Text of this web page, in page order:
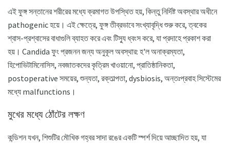
এই ফুঙ্গ সন্তানের শরীরের মধ্যে ক্রমাগত উপস্থিত হয়, কিন্তু নির্দিষ্ট অবস্থার অধীনে
pathogenic হয়ে। এই ক্ষেত্রে, ফুঙ্গ তীব্রভাবে সংখ্যাবৃদ্ধি শুরু করে, ত্বকের
শ্বাস-প্রশ্বাসের বাধাগুলি ব্যাহত করে এবং টিস্যু ধ্বংস করে, যা প্রদাহে প্রকাশ করা
হয়। Candida ফুং প্রজনন জন্য অনুকূল অবস্থার: হ'ল অনাক্রম্যতা,
হিপোভিটামিনোসিস, নবজাতকদের কৃত্রিম খাওয়ানো, প্রাতিষ্ঠানিকতা,
postoperative সময়ের, শুন্যতা, রক্তাল্পতা, dysbiosis, অন্তঃপ্রবাহ সিস্টেমের
মধ্যে malfunctions।
মুখের মধ্যে ঠোঁটের লক্ষণ
কন্ডিশন যখন, শিশুটির মৌখিক গহ্বর সাদা রঙের একটি স্পর্শ দিয়ে আচ্ছাদিত হয়, যা